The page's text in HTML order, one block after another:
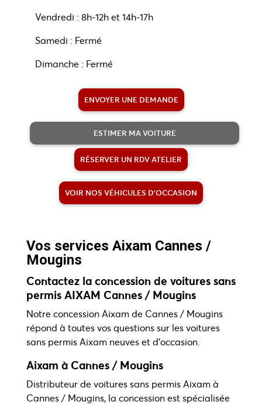
Vendredi : 8h-12h et 14h-17h
Samedi : Fermé
Dimanche : Fermé
ENVOYER UNE DEMANDE
ESTIMER MA VOITURE
RÉSERVER UN RDV ATELIER
VOIR NOS VÉHICULES D'OCCASION
Vos services Aixam Cannes /
Mougins
Contactez la concession de voitures sans
permis AIXAM Cannes / Mougins
Notre concession Aixam de Cannes / Mougins
répond à toutes vos questions sur les voitures
sans permis Aixam neuves et d'occasion.
Aixam à Cannes / Mougins
Distributeur de voitures sans permis Aixam à
Cannes / Mougins, la concession est spécialisée